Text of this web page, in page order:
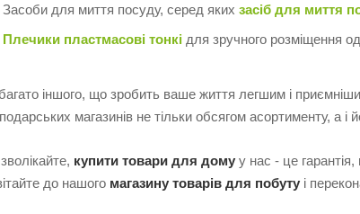
Засоби для миття посуду, серед яких засіб для миття
Плечики пластмасові тонкі для зручного розміщення
іншого, що зробить ваше життя легшим і
магазинів не тільки обсягом асортименту, а і
купити товари для дому у нас - це
до нашого магазину товарів для побуту і